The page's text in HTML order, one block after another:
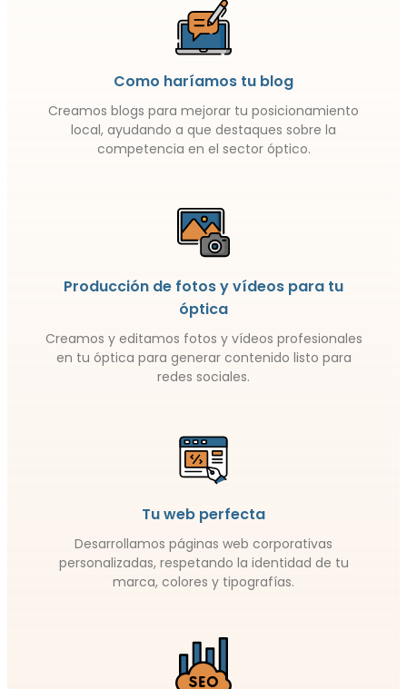
Como haríamos tu blog
Creamos blogs para mejorar tu posicionamiento
local, ayudando a que destaques sobre la
competencia en el sector óptico.
Producción de fotos y vídeos para tu
óptica
Creamos y editamos fotos y vídeos profesionales
en tu óptica para generar contenido listo para
redes sociales.
Tu web perfecta
Desarrollamos páginas web corporativas
personalizadas, respetando la identidad de tu
marca, colores y tipografías.